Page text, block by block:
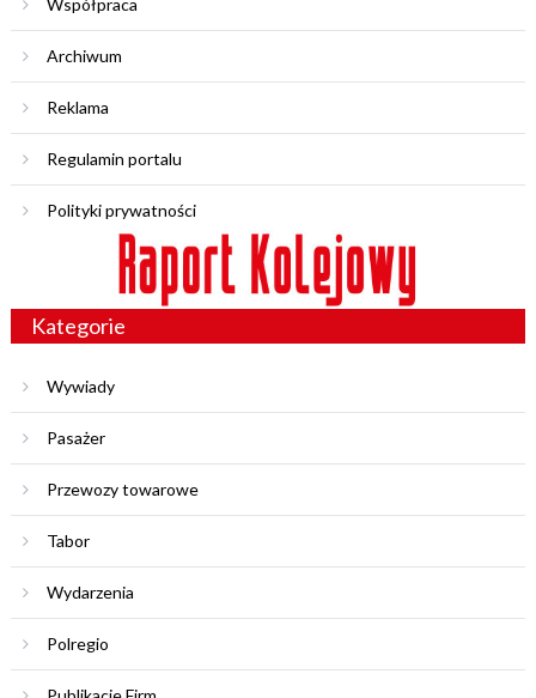
Współpraca
Archiwum
Reklama
Regulamin portalu
Polityki prywatności
Kategorie
Wywiady
Pasażer
Przewozy towarowe
Tabor
Wydarzenia
Polregio